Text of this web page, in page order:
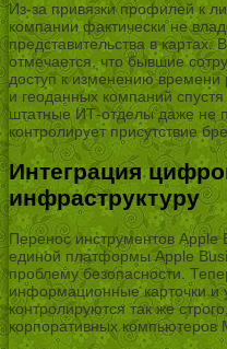
Из-за привязки профилей к
компании фактически не
представительства в
отмечается, что бывшие
доступ к изменению
и геоданных компаний
штатные ИТ-отделы даже не
контролирует присутствие
Интеграция
инфраструктуру
Перенос инструментов
единой платформы Apple
проблему безопасности.
информационные карточки и
контролируются так же
корпоративных компьютеров